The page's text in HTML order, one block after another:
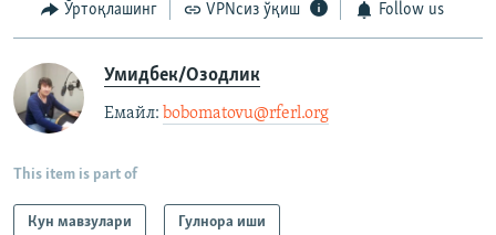
Ўртоқлашинг VPNсиз ўқиш Follow us
Умидбек/Озодлик
Емайл: ​ bobomatovu@rferl.org
This item is part of
Кун мавзулари Гулнора иши